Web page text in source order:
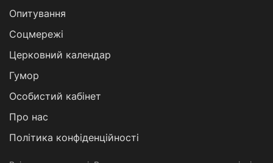
Опитування
Соцмережі
Церковний календар
Гумор
Особистий кабінет
Про нас
Політика конфіденційності